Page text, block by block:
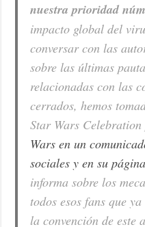
nuestra prioridad
impacto global del
conversar con las
sobre las últimas
relacionadas con las
cerrados, hemos
Star Wars Celebration
Wars en un
sociales y en su
informa sobre los
todos esos fans que
la convención de este